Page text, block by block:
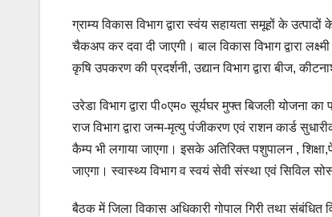
ग्राम्य विकास विभाग द्वारा स्वंय सहायता समूहों के
चैकअप कर दवा दी जाएगी। बाल विकास विभाग द्वारा
कृषि उपकरण की प्रदर्शनी, उद्यान विभाग द्वारा बीज,
उरेडा विभाग द्वारा पी०एम० सूर्यघर मुफ्त बिजली योजना
राज विभाग द्वारा जन्म-मृत्यु पंजीकरण एवं राशन कार्ड
कैम्प भी लगाया जाएगा। इसके अतिरिक्त पशुपालन ,
जाएगा। स्वास्थ्य विभाग व स्वयं सेवी संस्था एवं सिविल
बैठक में जिला विकास अधिकारी गोपाल गिरी तथा